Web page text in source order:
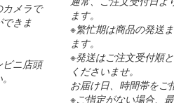
メラで
きま
ビニ店頭
ます。
※繁忙期は商品の発送
ます。
※発送はご注文受付順
くださいませ。
お届け日、時間帯をご
※ご指定がない場合、